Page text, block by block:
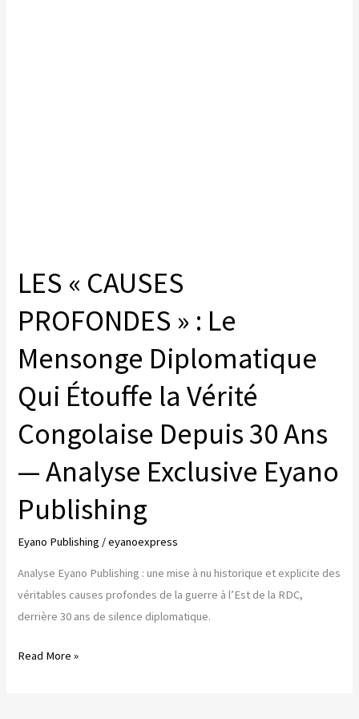
LES « CAUSES
PROFONDES » : Le
Mensonge Diplomatique
Qui Étouffe la Vérité
Congolaise Depuis 30 Ans
— Analyse Exclusive Eyano
Publishing
Eyano Publishing /eyanoexpress
Analyse Eyano Publishing : une mise à nu historique et explicite des
véritables causes profondes de la guerre à l’Est de la RDC,
derrière 30 ans de silence diplomatique.
LES
Read More »